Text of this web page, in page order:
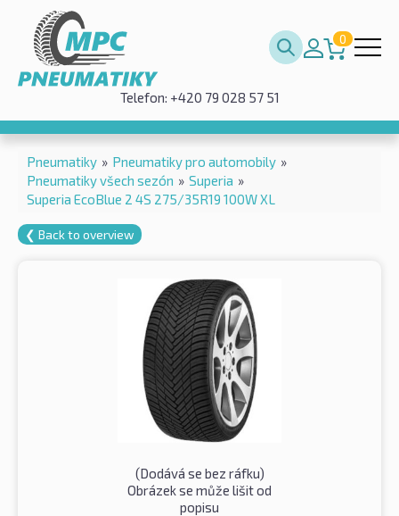
0
Telefon: +420 79 028 57 51
Pneumatiky » Pneumatiky pro automobily »
Pneumatiky všech sezón » Superia »
Superia EcoBlue 2 4S 275/35R19 100W XL
❮ Back to overview
(Dodává se bez ráfku)
Obrázek se může lišit od
popisu